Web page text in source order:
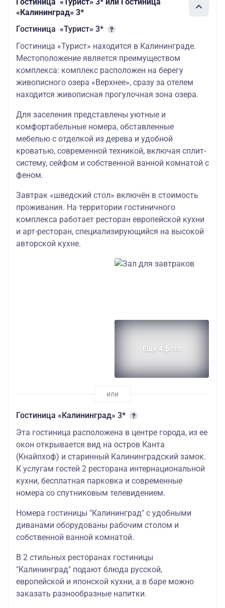
Гостиница «Турист» 3* или Гостиница
«Калининград» 3*
Гостиница «Турист» 3*
Гостиница «Турист» находится в Калининграде.
Местоположение является преимуществом
комплекса: комплекс расположен на берегу
живописного озера «Верхнее», сразу за отелем
находится живописная прогулочная зона озера.
Для заселения представлены уютные и
комфортабельные номера, обставленные
мебелью с отделкой из дерева и удобной
кроватью, современной техникой, включая сплит-
систему, сейфом и собственной ванной комнатой с
феном.
Завтрак «шведский стол» включён в стоимость
проживания. На территории гостиничного
комплекса работает ресторан европейской кухни
и арт-ресторан, специализирующийся на высокой
авторской кухне.
Еще 4 фото
Гостиница «Калининград» 3*
Эта гостиница расположена в центре города, из ее
окон открывается вид на остров Канта
(Кнайпхоф) и старинный Калининградский замок.
К услугам гостей 2 ресторана интернациональной
кухни, бесплатная парковка и современные
номера со спутниковым телевидением.
Номера гостиницы "Калининград" с удобными
диванами оборудованы рабочим столом и
собственной ванной комнатой.
В 2 стильных ресторанах гостиницы
"Калининград" подают блюда русской,
европейской и японской кухни, а в баре можно
заказать разнообразные напитки.